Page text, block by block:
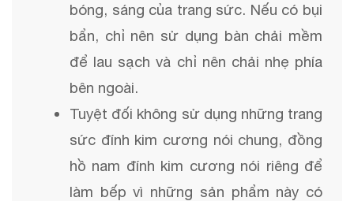
bóng, sáng của trang sức. Nếu có bụi
bẩn, chỉ nên sử dụng bàn chải mềm
để lau sạch và chỉ nên chải nhẹ phía
bên ngoài.
Tuyệt đối không sử dụng những trang
sức đính kim cương nói chung, đồng
hồ nam đính kim cương nói riêng để
làm bếp vì những sản phẩm này có